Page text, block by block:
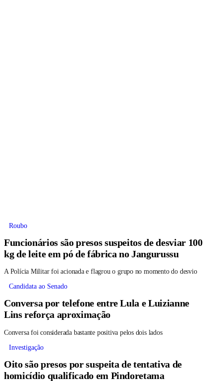
Roubo
Funcionários são presos suspeitos de desviar 100
kg de leite em pó de fábrica no Jangurussu
A Polícia Militar foi acionada e flagrou o grupo no momento do desvio
Candidata ao Senado
Conversa por telefone entre Lula e Luizianne
Lins reforça aproximação
Conversa foi considerada bastante positiva pelos dois lados
Investigação
Oito são presos por suspeita de tentativa de
homicídio qualificado em Pindoretama